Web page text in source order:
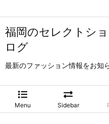
福岡のセレクトシ
ログ
最新のファッション情報をお知
Menu Sidebar